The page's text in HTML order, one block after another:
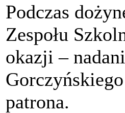
Podczas
Zespołu
okazji –
patrona.